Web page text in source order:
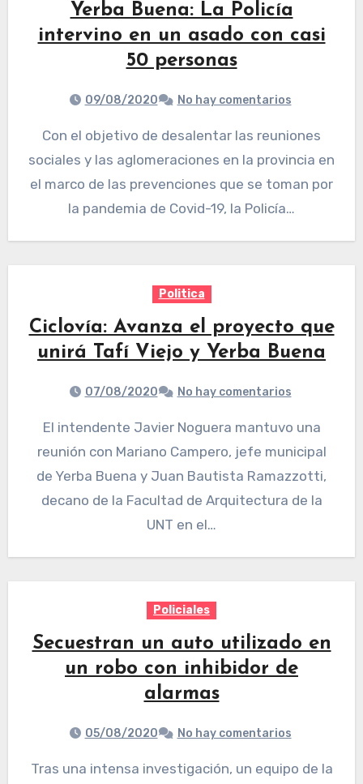
Yerba Buena: La Policía
intervino en un asado con casi
50 personas
09/08/2020 No hay comentarios
Con el objetivo de desalentar las reuniones
sociales y las aglomeraciones en la provincia en
el marco de las prevenciones que se toman por
la pandemia de Covid-19, la Policía…
Politica
Ciclovía: Avanza el proyecto que
unirá Tafí Viejo y Yerba Buena
07/08/2020 No hay comentarios
El intendente Javier Noguera mantuvo una
reunión con Mariano Campero, jefe municipal
de Yerba Buena y Juan Bautista Ramazzotti,
decano de la Facultad de Arquitectura de la
UNT en el…
Policiales
Secuestran un auto utilizado en
un robo con inhibidor de
alarmas
05/08/2020 No hay comentarios
Tras una intensa investigación, un equipo de la